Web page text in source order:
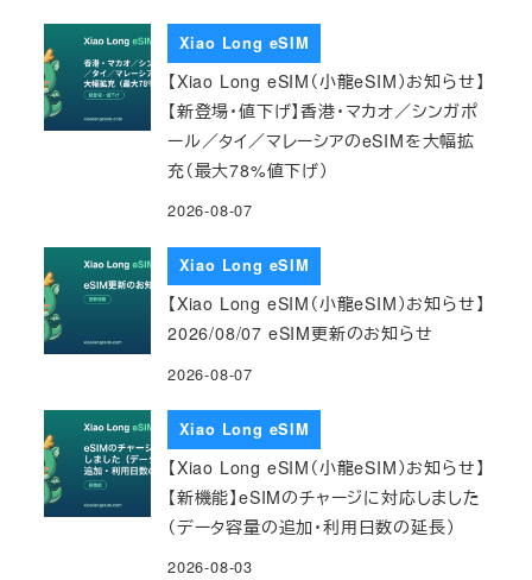
Xiao Long eSIM
【Xiao Long eSIM（小龍eSIM）お知らせ】
【新登場・値下げ】香港・マカオ／シンガポ
ール／タイ／マレーシアのeSIMを大幅拡
充（最大78%値下げ）
2026-08-07
Xiao Long eSIM
【Xiao Long eSIM（小龍eSIM）お知らせ】
2026/08/07 eSIM更新のお知らせ
2026-08-07
Xiao Long eSIM
【Xiao Long eSIM（小龍eSIM）お知らせ】
【新機能】eSIMのチャージに対応しました
（データ容量の追加・利用日数の延長）
2026-08-03